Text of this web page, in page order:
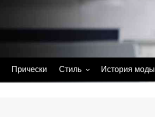
Прически Стиль История моды